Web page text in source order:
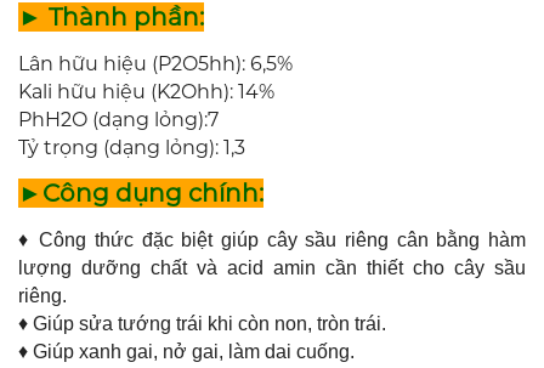
► Thành phần:
Lân hữu hiệu (P2O5hh): 6,5%
Kali hữu hiệu (K2Ohh): 14%
PhH2O (dạng lỏng):7
Tỷ trọng (dạng lỏng): 1,3
►Công dụng chính:
♦ Công thức đặc biệt giúp cây sầu riêng cân bằng hàm
lượng dưỡng chất và acid amin cần thiết cho cây sầu
riêng.
♦ Giúp sửa tướng trái khi còn non, tròn trái.
♦ Giúp xanh gai, nở gai, làm dai cuống.